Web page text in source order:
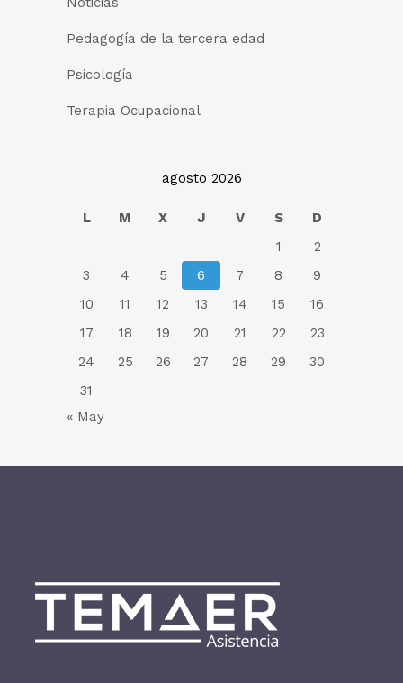
Pedagogía de la tercera edad
Psicología
Terapia Ocupacional
agosto 2026
L M X J V S
D
1
2
3
4 5 6 7 8
9
10
11 12 13 14 15
16
17
18 19 20 21 22
23
24
25 26 27 28 29
30
31
« May